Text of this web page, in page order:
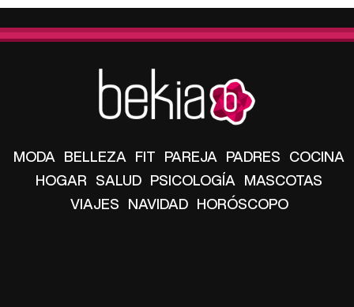
MODA BELLEZA FIT PAREJA PADRES COCINA
HOGAR SALUD PSICOLOGÍA MASCOTAS
VIAJES NAVIDAD HORÓSCOPO